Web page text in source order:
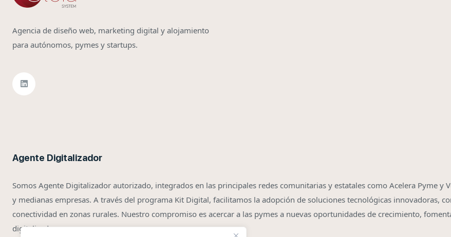
Agencia de diseño web, marketing digital y alojamiento
para autónomos, pymes y startups.
Agente Digitalizador
Somos Agente Digitalizador autorizado, integrados en las principales redes comunitarias y estatales como Acelera Pyme
y medianas empresas. A través del programa Kit Digital, facilitamos la adopción de soluciones tecnológicas innovadoras,
conectividad en zonas rurales. Nuestro compromiso es acercar a las pymes a nuevas oportunidades de crecimiento,
digitalizado.